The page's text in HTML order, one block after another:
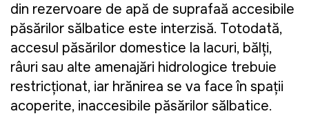
din rezervoare de apă de suprafață accesibile
păsărilor sălbatice este interzisă. Totodată,
accesul păsărilor domestice la lacuri, bălți,
râuri sau alte amenajări hidrologice trebuie
restricționat, iar hrănirea se va face în spații
acoperite, inaccesibile păsărilor sălbatice.